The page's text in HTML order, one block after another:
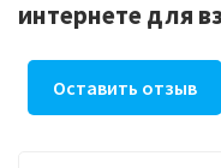
интернете для
Оставить отзыв